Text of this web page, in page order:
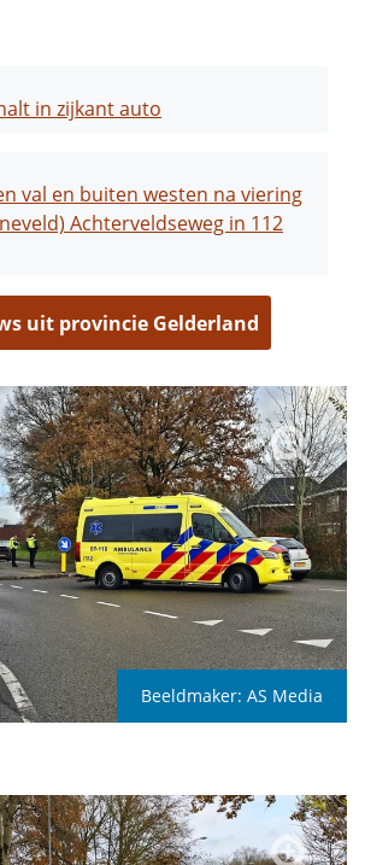
in zijkant auto
val en buiten westen na viering
Achterveldseweg in 112
uit provincie Gelderland
Beeldmaker: AS Media